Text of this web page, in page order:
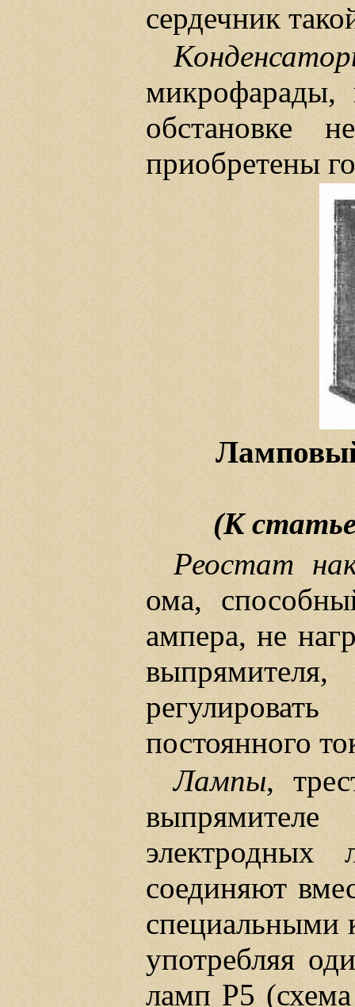
сердечник
микрофарады,
обстановке
приобретены
(К
Реостат
ома,
ампера, не
постоянного
Лампы,
соединяют
употребляя
ламп Р5